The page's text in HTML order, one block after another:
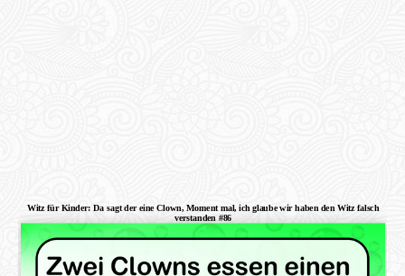
Witz für Kinder: Da sagt der eine Clown, Moment mal, ich glaube wir haben den Witz falsch
verstanden #86